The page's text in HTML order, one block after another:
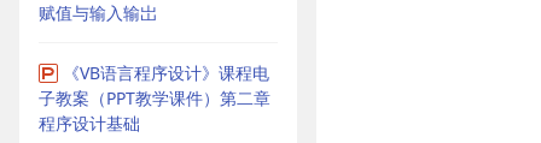
赋值与输入输岀
《VB语言程序设计》课程电
子教案（PPT教学课件）第二章
程序设计基础